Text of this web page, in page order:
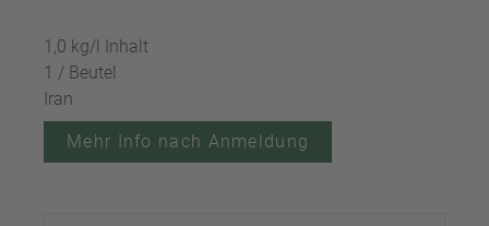
1,0 kg/l Inhalt
1 / Beutel
Iran
Mehr Info nach Anmeldung